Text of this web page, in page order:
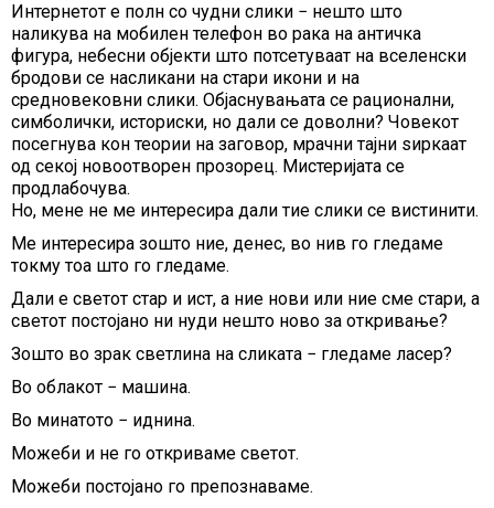
Интернетот е полн со чудни слики − нешто што
наликува на мобилен телефон во рака на античка
фигура, небесни објекти што потсетуваат на вселенски
бродови се насликани на стари икони и на
средновековни слики. Објаснувањата се рационални,
симболички, историски, но дали се доволни? Човекот
посегнува кон теории на заговор, мрачни тајни ѕиркаат
од секој новоотворен прозорец. Мистеријата се
продлабочува.
Но, мене не ме интересира дали тие слики се вистинити.
Ме интересира зошто ние, денес, во нив го гледаме
токму тоа што го гледаме.
Дали е светот стар и ист, а ние нови или ние сме стари, а
светот постојано ни нуди нешто ново за откривање?
Зошто во зрак светлина на сликата − гледаме ласер?
Во облакот − машина.
Во минатото − иднина.
Можеби и не го откриваме светот.
Можеби постојано го препознаваме.